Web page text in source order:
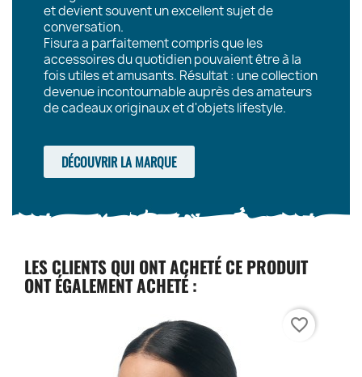
et devient souvent un excellent sujet de
conversation.
Fisura a parfaitement compris que les
accessoires du quotidien pouvaient être à la
fois utiles et amusants. Résultat : une collection
devenue incontournable auprès des amateurs
de cadeaux originaux et d'objets lifestyle.
DÉCOUVRIR LA MARQUE
LES CLIENTS QUI ONT ACHETÉ CE PRODUIT
ONT ÉGALEMENT ACHETÉ :
favorite_border